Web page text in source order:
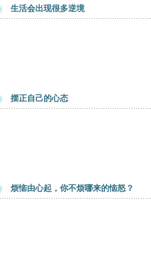
生活会出现很多逆境
摆正自己的心态
烦恼由心起，你不烦哪来的恼怒？